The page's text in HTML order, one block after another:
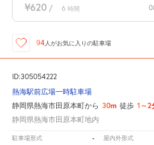
¥620 / 6 時間
94 人がお気に入りの駐車場
ID:305054222
熱海駅前広場一時駐車場
静岡県熱海市田原本町から 30m 徒歩 1～2
静岡県熱海市田原本町地内
駐車場形式 - 屋内外形式